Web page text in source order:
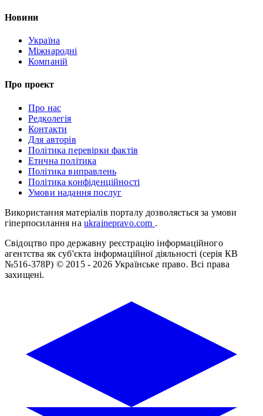
Новини
Україна
Міжнародні
Компаній
Про проект
Про нас
Редколегія
Контакти
Для авторів
Політика перевірки фактів
Етична політика
Політика виправлень
Політика конфіденційності
Умови надання послуг
Використання матеріалів порталу дозволяється за умови
гіперпосилання на ukrainepravo.com .
Свідоцтво про державну реєстрацію інформаційного
агентства як суб'єкта інформаційної діяльності (серія КВ
№516-378Р) © 2015 - 2026 Українське право. Всі права
захищені.